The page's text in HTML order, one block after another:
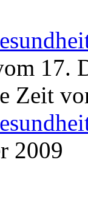
17.
Zeit
2009